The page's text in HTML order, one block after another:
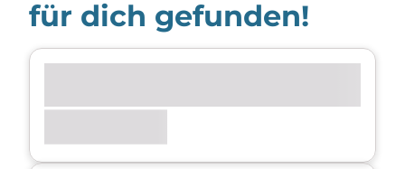
für dich gefunden!